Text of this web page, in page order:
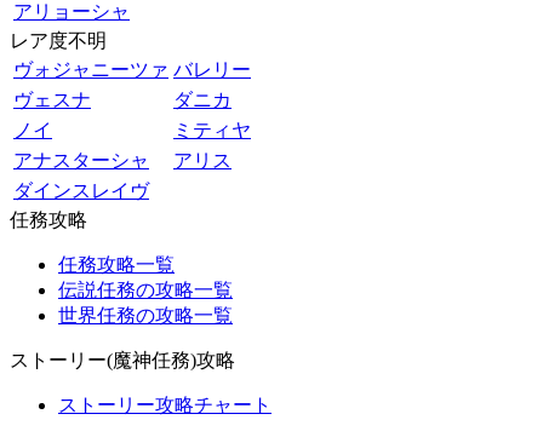
アリョーシャ
レア度不明
ヴォジャニーツァ バレリー
ヴェスナ
ダニカ
ノイ
ミティヤ
アナスターシャ
アリス
ダインスレイヴ
任務攻略
任務攻略一覧
伝説任務の攻略一覧
世界任務の攻略一覧
ストーリー(魔神任務)攻略
ストーリー攻略チャート